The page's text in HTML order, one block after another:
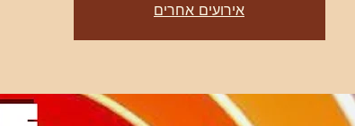
אירועים אחרים